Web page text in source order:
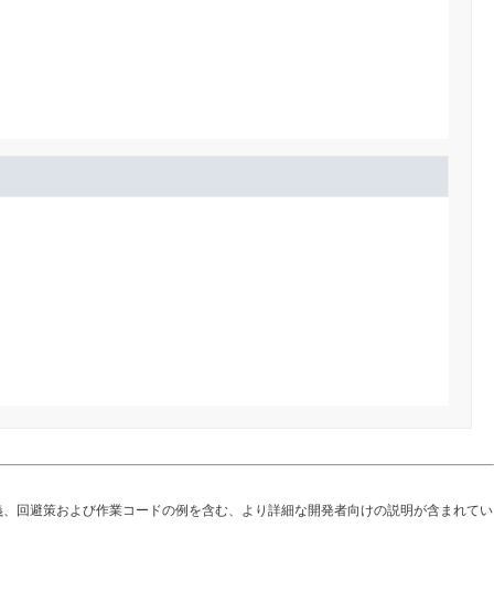
回避策および作業コードの例を含む、より詳細な開発者向けの説明が含まれてい